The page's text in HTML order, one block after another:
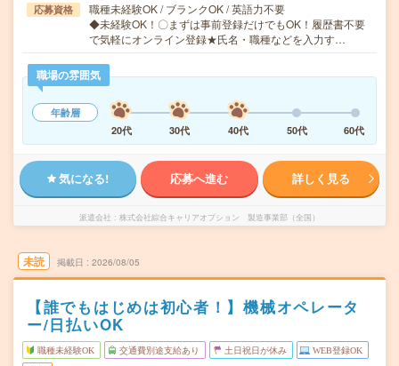
応募資格
職種未経験OK / ブランクOK / 英語力不要
◆未経験OK！〇まずは事前登録だけでもOK！履歴書不要
で気軽にオンライン登録★氏名・職種などを入力す…
職場の雰囲気
年齢層
20代
30代 40代 50代 60代
気になる! 応募へ進む 詳しく見る
派遣会社 株式会社綜合キャリアオプション 製造事業部（全国）
未読 掲載日 2026/08/05
【誰でもはじめは初心者！】機械オペレータ
ー/日払いOK
職種未経験OK 交通費別途支給あり 土日祝日が休み WEB登録OK